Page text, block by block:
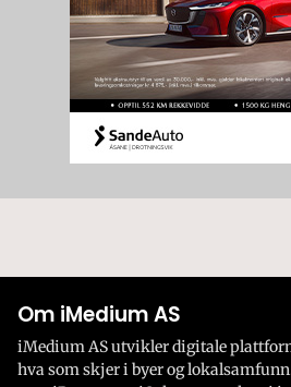
Om iMedium AS
iMedium AS utvikler digitale
hva som skjer i byer og